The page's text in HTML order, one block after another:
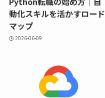
動化スキルを活かすロード
マップ
2026-06-09